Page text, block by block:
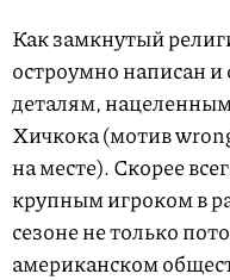
Как замкнутый
остроумно написан
деталям, нацеленным
Хичкока (мотив
на месте). Скорее
крупным игроком в
сезоне не только
американском